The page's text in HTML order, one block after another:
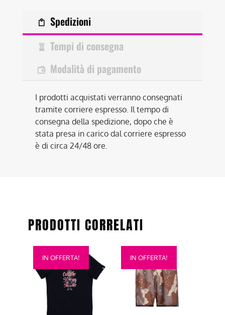
Spedizioni
Tempi di consegna
Modalità di pagamento
I prodotti acquistati verranno consegnati
tramite corriere espresso. Il tempo di
consegna della spedizione, dopo che è
stata presa in carico dal corriere espresso
è di circa 24/48 ore.
PRODOTTI CORRELATI
IN OFFERTA!
Questo
prodotto
ha
varianti.
IN OFFERTA!
Questo
prodotto
varianti.